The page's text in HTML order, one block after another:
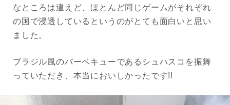
なところは違えど、ほとんど同じゲームがそれぞれ
の国で浸透しているというのがとても面白いと思い
ました。
ブラジル風のバーベキューであるシュハスコを振舞
っていただき、本当においしかったです!!